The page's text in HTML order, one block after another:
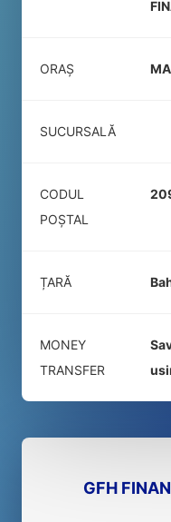
ORAȘ
SUCURSALĂ
CODUL
POŞTAL
ȚARĂ
MONEY
TRANSFER
GFH